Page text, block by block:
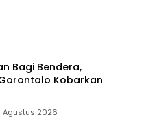
Bagi Bendera,
Kobarkan
Agustus 2026